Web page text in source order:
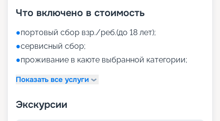
Что включено в стоимость
●портовый сбор взр./реб.(до 18 лет);
●сервисный сбор;
●проживание в каюте выбранной категории;
Показать все услуги
Экскурсии